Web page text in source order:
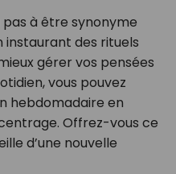
pas à être synonyme
instaurant des rituels
gérer vos pensées
vous pouvez
hebdomadaire en
Offrez-vous ce
d’une nouvelle